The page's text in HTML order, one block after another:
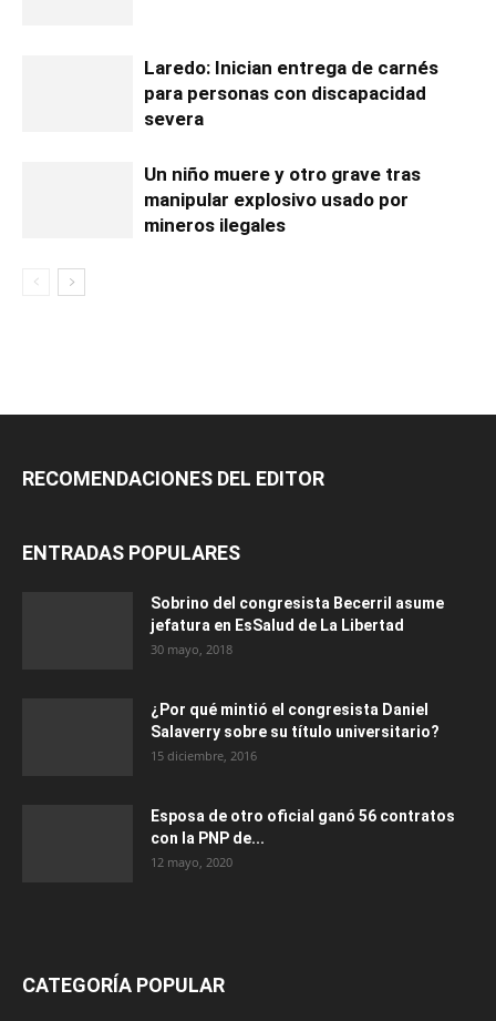
Laredo: Inician entrega de carnés
para personas con discapacidad
severa
Un niño muere y otro grave tras
manipular explosivo usado por
mineros ilegales
RECOMENDACIONES DEL EDITOR
ENTRADAS POPULARES
Sobrino del congresista Becerril asume
jefatura en EsSalud de La Libertad
30 mayo, 2018
¿Por qué mintió el congresista Daniel
Salaverry sobre su título universitario?
15 diciembre, 2016
Esposa de otro oficial ganó 56 contratos
con la PNP de...
12 mayo, 2020
CATEGORÍA POPULAR